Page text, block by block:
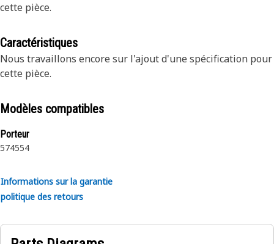
cette pièce.
Caractéristiques
Nous travaillons encore sur l'ajout d'une spécification pour
cette pièce.
Modèles compatibles
Porteur
574554
Informations sur la garantie
politique des retours